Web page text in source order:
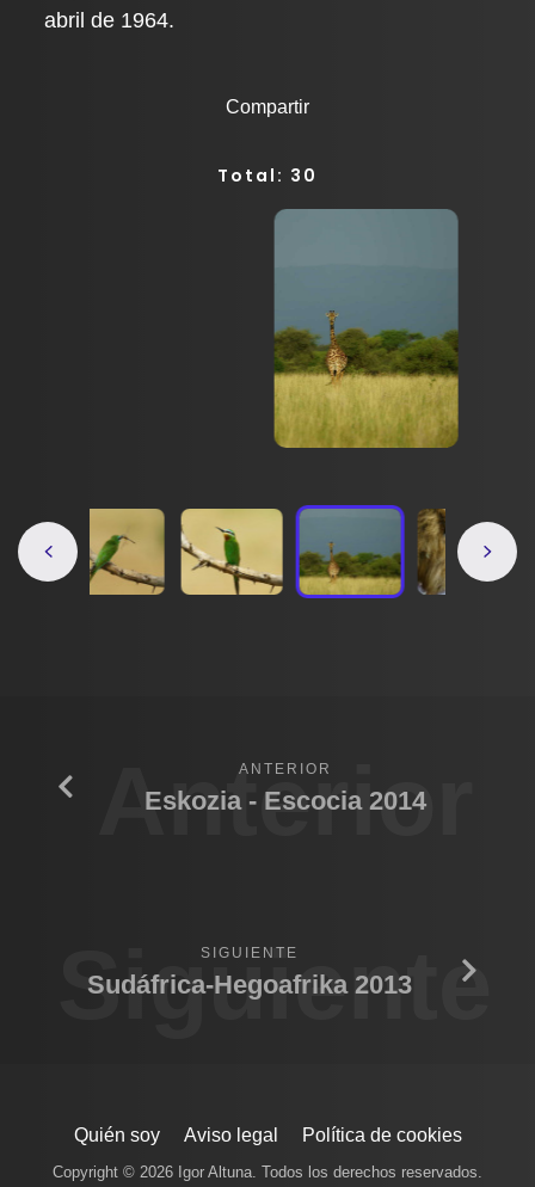
abril de 1964.
Compartir
Total: 30
Anterior
ANTERIOR
Eskozia - Escocia 2014
Siguiente
SIGUIENTE
Sudáfrica-Hegoafrika 2013
Quién soy Aviso legal Política de cookies
Copyright © 2026 Igor Altuna. Todos los derechos reservados.